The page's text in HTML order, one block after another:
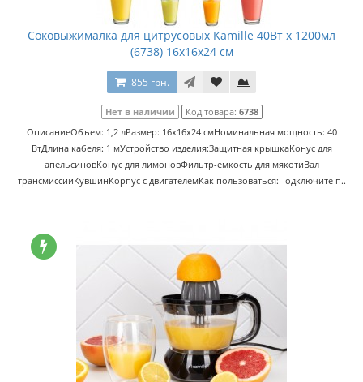
Соковыжималка для цитрусовых Kamille 40Вт x 1200мл
(6738) 16х16х24 см
855 грн.
Нет в наличии Код товара: 6738
ОписаниеОбъем: 1,2 лРазмер: 16х16х24 смНоминальная мощность: 40
ВтДлина кабеля: 1 мУстройство изделия:Защитная крышкаКонус для
апельсиновКонус для лимоновФильтр-емкость для мякотиВал
трансмиссииКувшинКорпус с двигателемКак пользоваться:Подключите п..